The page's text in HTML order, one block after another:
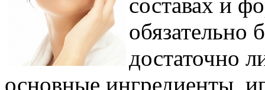
обязательно
достаточно
основные ингредиенты,